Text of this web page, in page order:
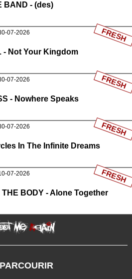
BAND - (des)
07-2026
- Not Your Kingdom
FRESH
07-2026
- Nowhere Speaks
FRESH
07-2026
In The Infinite Dreams
FRESH
07-2026
THE BODY - Alone Together
FRESH